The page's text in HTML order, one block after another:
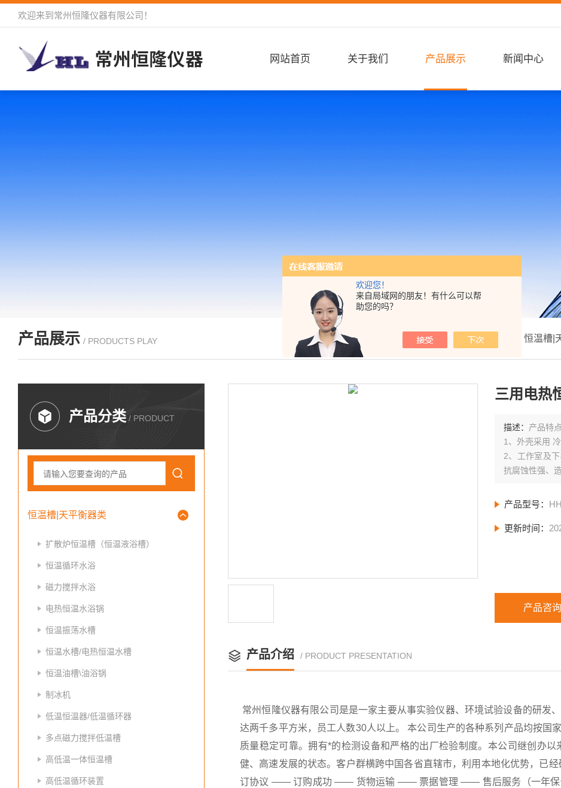
欢迎您！
来自局域网的朋友！有什么可以帮
助您的吗？
欢迎来到 常州恒隆仪器有限公司 ！
网站首页 关于我们 产品展示 新闻中心
产品展示 / PRODUCTS PLAY 我的位置： >产品展示 恒温槽|
产品分类 / PRODUCT
恒温槽|天平衡器类
扩散炉恒温槽（恒温液浴槽）
恒温循环水浴
磁力搅拌水浴
电热恒温水浴锅
恒温振荡水槽
恒温水槽/电热恒温水槽
恒温油槽\油浴锅
制冰机
低温恒温器/低温循环器
多点磁力搅拌低温槽
高低温一体恒温槽
高低温循环装置
三用电热
描述： 产品特点
1、外壳采用
2、工作室及
抗腐蚀性强、
优点。
产品型号：
更新时间：
产品咨询
产品介绍 / PRODUCT PRESENTATION
常州恒隆仪器有限公司是是一家主要从事实验仪器、环境试验设备的研发
达两千多平方米，员工人数30人以上。 本公司生产的各种系列产品均按国
质量稳定可靠。拥有*的检测设备和严格的出厂检验制度。本公司继创办
健、高速发展的状态。客户群横跨中国各省直辖市，利用本地化优势，已
订协议 —— 订购成功 —— 货物运输 —— 票据管理 —— 售后服务（一年保